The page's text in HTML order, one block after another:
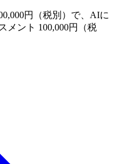
円（税別）で、AIに
メント 100,000円（税